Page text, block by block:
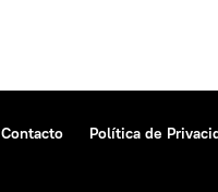
Contacto Política de